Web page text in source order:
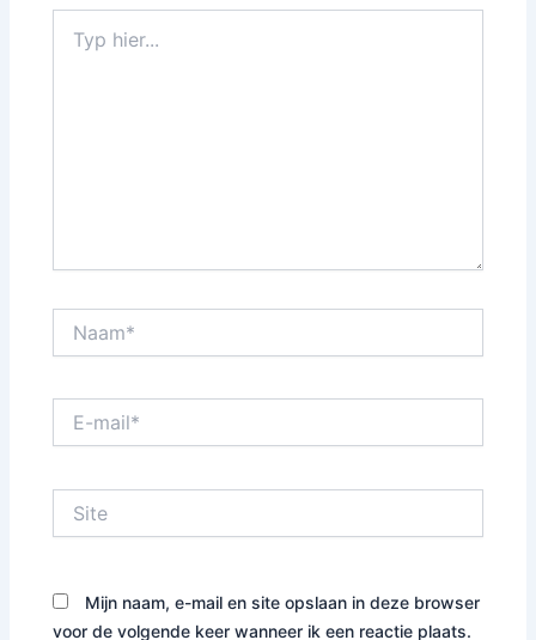
hier...
mail*
Mijn naam, e-mail en site opslaan in deze browser
voor de volgende keer wanneer ik een reactie plaats.